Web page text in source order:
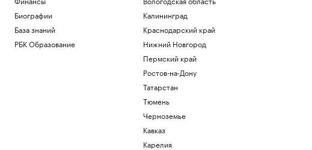
Биографии
База знаний
РБК Образование
Калининград
Краснодарский край
Нижний Новгород
Пермский край
Ростов-на-Дону
Татарстан
Тюмень
Черноземье
Кавказ
Карелия